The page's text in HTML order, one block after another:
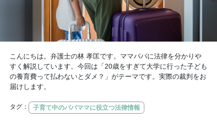
こんにちは。弁護士の林 孝匡です。ママパパに法律を分かりや
すく解説しています。今回は「20歳をすぎて大学に行った子ども
の養育費って払わないとダメ？」がテーマです。実際の裁判をお
届けします。
タグ： 子育て中のパパママに役立つ法律情報